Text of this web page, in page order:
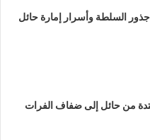
السلطة وأسرار إمارة حائل
من حائل إلى ضفاف الفرات